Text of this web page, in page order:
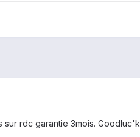
rdc garantie 3mois. Goodluc'k